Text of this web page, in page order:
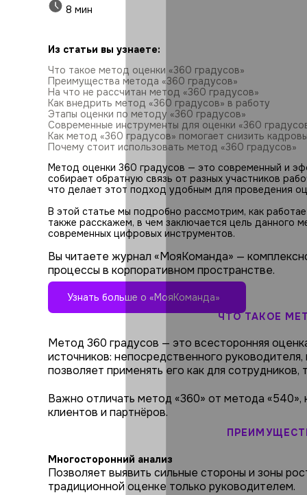
8 мин
Из статьи вы узнаете:
Что такое метод оценки «360 градусов»
Преимущества метода «360 градусов»
На что не рассчитан метод «360 градусов»
Как внедрить метод «360 градусов» в работу
Этапы оценки по методу «360 градусов»
Современные инструменты для оценки «360
Как метод «360 градусов» помогает снизить
Почему стоит использовать метод «360 градусов»
Метод оценки 360 градусов — это современный и
собирает обратную связь от разных участников
что делает этот подход удобным для проведения
В этой статье мы подробно рассмотрим, как
также расскажем, в чем заключается цель данного
современных цифровых инструментов.
Вы читаете журнал «МояКоманда» —
процессы в корпоративном пространстве.
Узнать больше о «МояКоманда»
ЧТО ТАКОЕ
Метод 360 градусов — это всесторонняя
источников: непосредственного
позволяет применять его как для сотрудников,
Важно отличать метод «360» от метода
клиентов и партнёров.
Многосторонний анализ
Позволяет выявить сильные стороны и зоны
традиционной оценке только руководителем.